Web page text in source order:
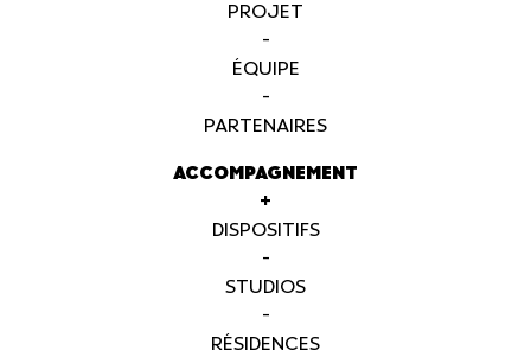
PROJET
-
ÉQUIPE
-
PARTENAIRES
ACCOMPAGNEMENT
+
DISPOSITIFS
-
STUDIOS
-
RÉSIDENCES